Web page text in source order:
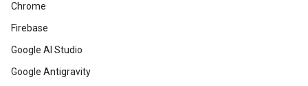
Chrome
Firebase
Google AI Studio
Google Antigravity